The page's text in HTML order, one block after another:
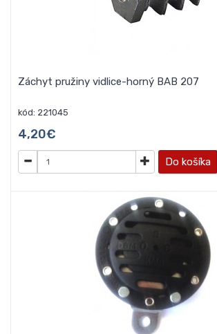
Záchyt pružiny vidlice-horný BAB 207
kód: 221045
4,20€
Do košíka